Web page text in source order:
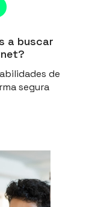
a buscar
de
segura